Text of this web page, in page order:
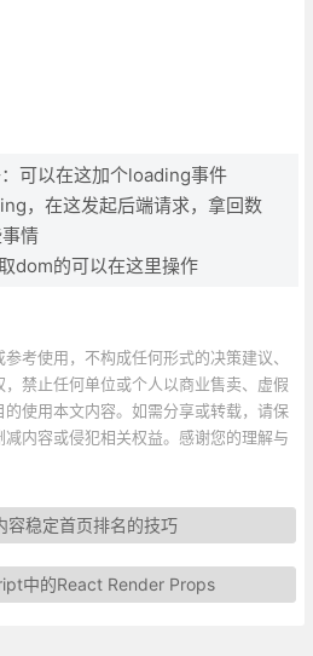
可以在这加个loading事件
，在这发起后端请求，拿回数
情
dom的可以在这里操作
考使用，不构成任何形式的决策建议、
禁止任何单位或个人以商业售卖、虚假
使用本文内容。如需分享或转载，请保
内容或侵犯相关权益。感谢您的理解与
容稳定首页排名的技巧
中的React Render Props